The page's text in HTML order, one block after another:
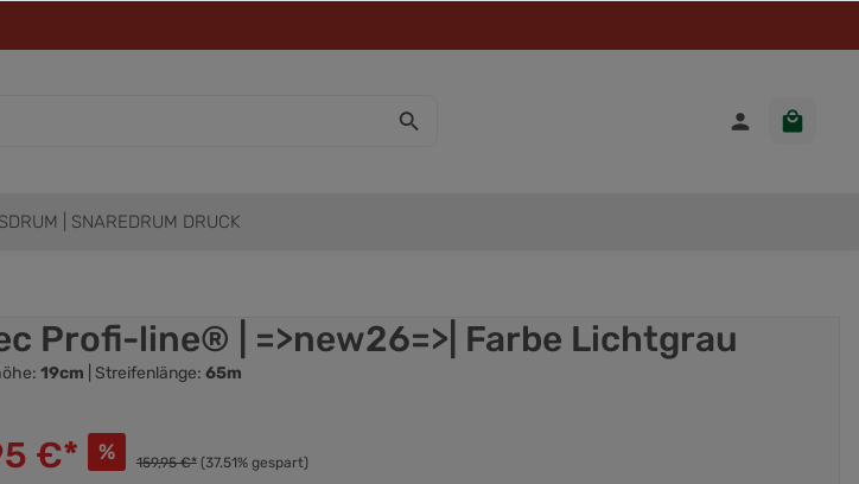
| SNAREDRUM DRUCK
Profi-line® | =>new26=>| Farbe Lichtgrau
19cm | Streifenlänge: 65m
€* % 159,95 €* (37.51% gespart)